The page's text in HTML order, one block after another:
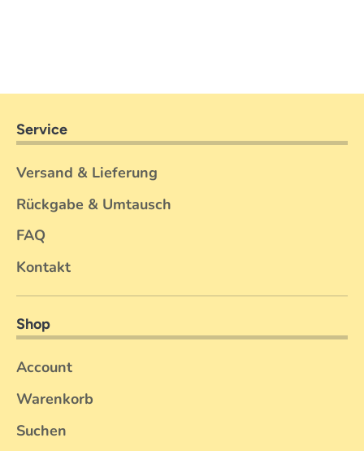
Service
Versand & Lieferung
Rückgabe & Umtausch
FAQ
Kontakt
Shop
Account
Warenkorb
Suchen